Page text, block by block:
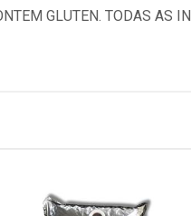
GLUTEN. TODAS AS